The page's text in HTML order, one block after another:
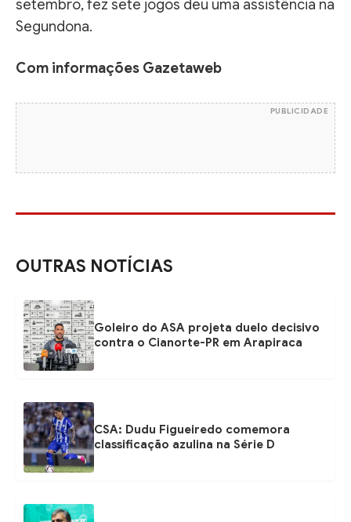
setembro, fez sete jogos deu uma assistência na
Segundona.
Com informações Gazetaweb
PUBLICIDADE
OUTRAS NOTÍCIAS
Goleiro do ASA projeta duelo decisivo
contra o Cianorte-PR em Arapiraca
CSA: Dudu Figueiredo comemora
classificação azulina na Série D